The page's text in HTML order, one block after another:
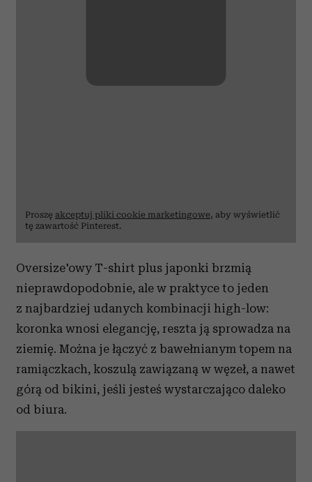
Proszę akceptuj pliki cookie marketingowe, aby wyświetlić
tę zawartość Pinterest.
Oversize'owy T-shirt plus japonki brzmią
nieprawdopodobnie, ale w praktyce to jeden
z najbardziej udanych kombinacji high-low:
koronka wnosi elegancję, reszta ją sprowadza na
ziemię. Można je łączyć z bawełnianym topem na
ramiączkach, koszulą zawiązaną w węzeł, a nawet
górą od bikini, jeśli jesteś wystarczająco daleko
od biura.